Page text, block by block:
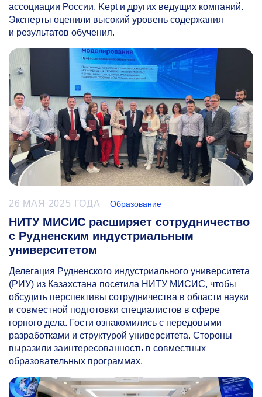
ассоциации России, Kept и других ведущих компаний.
Эксперты оценили высокий уровень содержания
и результатов обучения.
26 МАЯ 2025 ГОДА Образование
НИТУ МИСИС расширяет сотрудничество
с Рудненским индустриальным
университетом
Делегация Рудненского индустриального университета
(РИУ) из Казахстана посетила НИТУ МИСИС, чтобы
обсудить перспективы сотрудничества в области науки
и совместной подготовки специалистов в сфере
горного дела. Гости ознакомились с передовыми
разработками и структурой университета. Стороны
выразили заинтересованность в совместных
образовательных программах.